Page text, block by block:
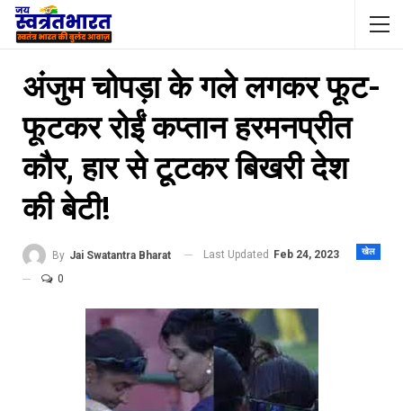
अंजुम चोपड़ा के गले लगकर फूट-
फूटकर रोईं कप्तान हरमनप्रीत
कौर, हार से टूटकर बिखरी देश
की बेटी!
खेल
By Jai Swatantra Bharat Last Updated
Feb 24, 2023
0